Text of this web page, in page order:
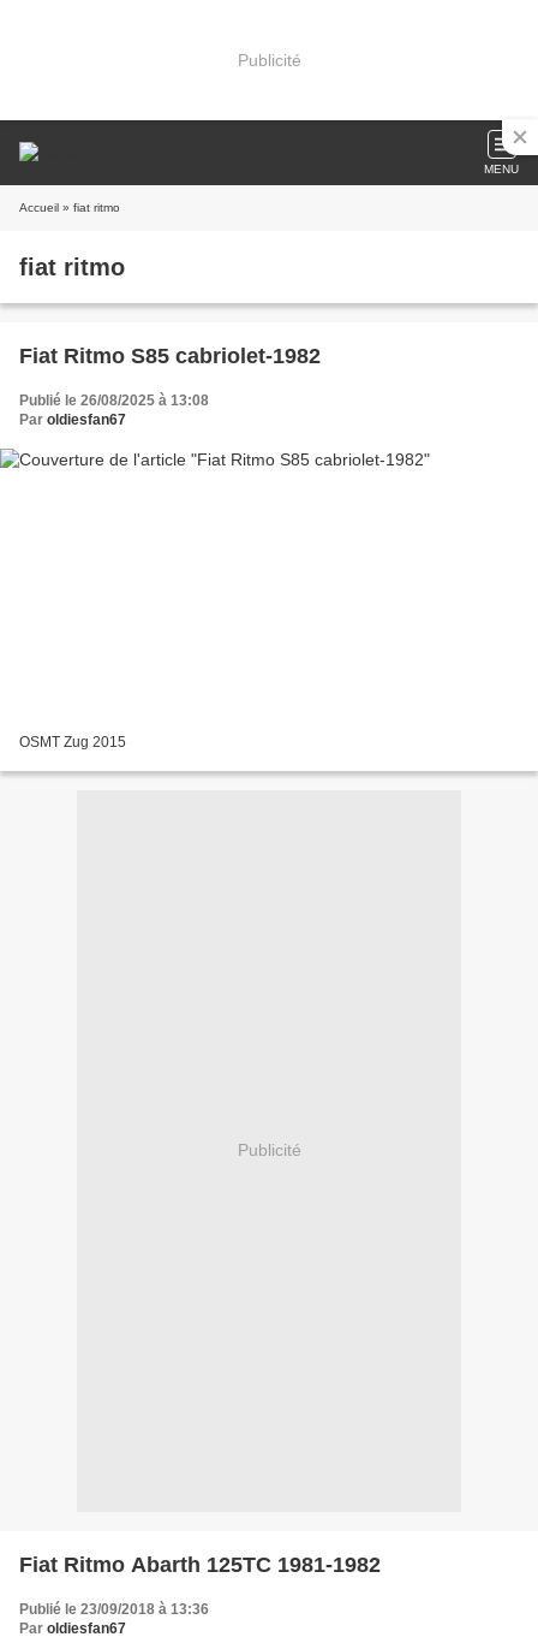
Publicité
MENU
Accueil » fiat ritmo
fiat ritmo
Fiat Ritmo S85 cabriolet-1982
Publié le 26/08/2025 à 13:08
Par oldiesfan67
OSMT Zug 2015
Publicité
Fiat Ritmo Abarth 125TC 1981-1982
Publié le 23/09/2018 à 13:36
Par oldiesfan67